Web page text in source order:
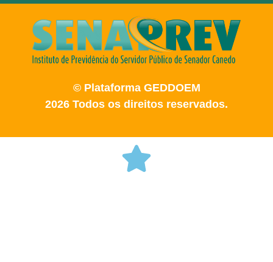
© Plataforma GEDDOEM
2026 Todos os direitos reservados.